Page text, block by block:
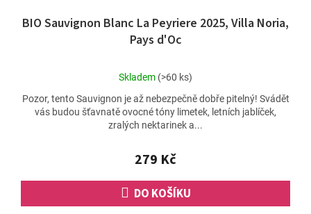
BIO Sauvignon Blanc La Peyriere 2025, Villa Noria,
Pays d'Oc
Průměrné
produktu
je
3,8
5
hvězdiček.
Skladem (>60 ks)
279 Kč
DO KOŠÍKU
Pozor, tento Sauvignon je až nebezpečně dobře pitelný! Svádět
vás budou šťavnatě ovocné tóny limetek, letních jablíček,
zralých nektarinek a...